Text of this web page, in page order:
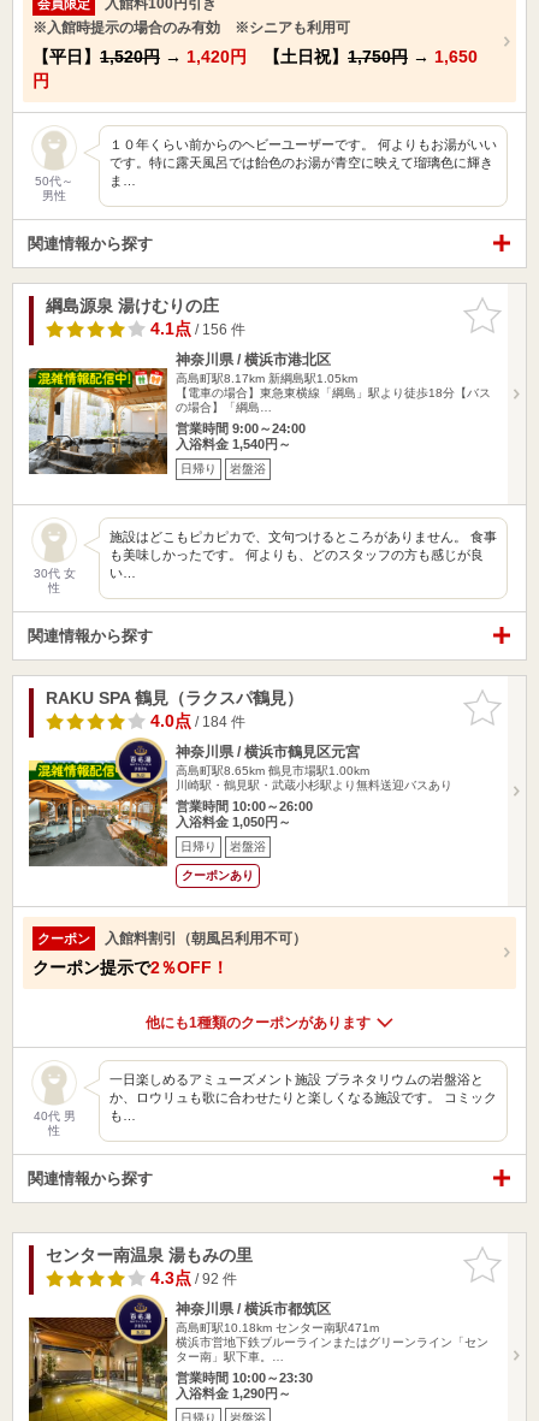
会員限定
※入館時提示の場合のみ有効 ※シニアも利用可
【平日】 1,520円 → 1,420円 【土日祝】 1,750円 → 1,650
円
50代～
男性
１０年くらい前からのヘビーユーザーです。 何よりもお湯がいい
です。特に露天風呂では飴色のお湯が青空に映えて瑠璃色に輝き
ま…
関連情報から探す
お気に入
りに追加
綱島源泉 湯けむりの庄
4.1点/ 156 件
神奈川県 / 横浜市港北区
高島町駅8.17km 新綱島駅1.05km
【電車の場合】東急東横線「綱島」駅より徒歩18分【バス
の場合】「綱島…
営業時間 9:00～24:00
入浴料金 1,540円～
日帰り 岩盤浴
30代 女
性
施設はどこもピカピカで、文句つけるところがありません。 食事
も美味しかったです。 何よりも、どのスタッフの方も感じが良
い…
関連情報から探す
お気に入
りに追加
RAKU SPA 鶴見（ラクスパ鶴見）
4.0点/ 184 件
神奈川県 / 横浜市鶴見区元宮
高島町駅8.65km 鶴見市場駅1.00km
川崎駅・鶴見駅・武蔵小杉駅より無料送迎バスあり
営業時間 10:00～26:00
入浴料金 1,050円～
日帰り 岩盤浴
クーポンあり
クーポン 入館料割引（朝風呂利用不可）
クーポン提示で2％OFF！
他にも1種類のクーポンがあります
40代 男
性
一日楽しめるアミューズメント施設 プラネタリウムの岩盤浴と
か、ロウリュも歌に合わせたりと楽しくなる施設です。 コミック
も…
関連情報から探す
お気に入
りに追加
センター南温泉 湯もみの里
4.3点/ 92 件
神奈川県 / 横浜市都筑区
高島町駅10.18km センター南駅471m
横浜市営地下鉄ブルーラインまたはグリーンライン「セン
ター南」駅下車。…
営業時間 10:00～23:30
入浴料金 1,290円～
日帰り 岩盤浴